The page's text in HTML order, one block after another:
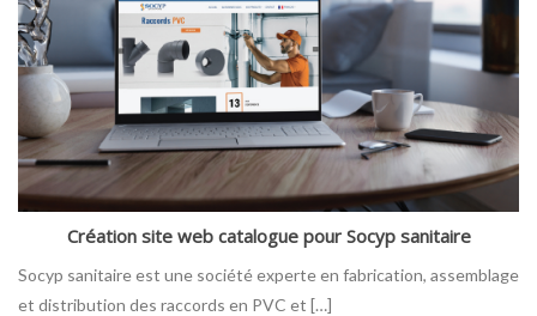
Création site web catalogue pour Socyp sanitaire
Socyp sanitaire est une société experte en fabrication, assemblage
et distribution des raccords en PVC et […]